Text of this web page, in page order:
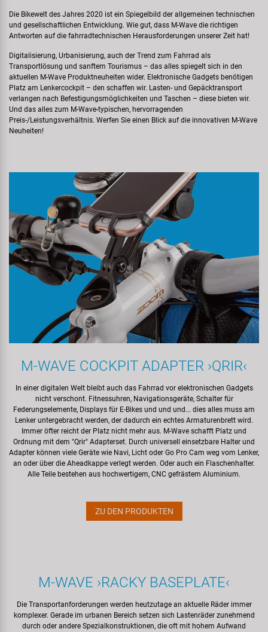
Samox
Smart
SRAM/RockShox
Super B
Trail-Gator
Markenübersicht
Die Bikewelt des Jahres 2020 ist ein Spiegelbild der allgemeinen technischen
und gesellschaftlichen Entwicklung. Wie gut, dass M‍-‍Wave die richtigen
Antworten auf die fahrradtechnischen Herausforderungen unserer Zeit hat!
Digitalisierung, Urbanisierung, auch der Trend zum Fahrrad als
Transportlösung und sanftem Tourismus – das alles spiegelt sich in den
aktuellen M‍-‍Wave Produktneuheiten wider. Elektronische Gadgets benötigen
Platz am Lenkercockpit – den schaffen wir. Lasten- und Gepäcktransport
verlangen nach Befestigungsmöglichkeiten und Taschen – diese bieten wir.
Und das alles zum M‍-‍Wave-typischen, hervorragenden
Preis-/Leistungsverhältnis. Werfen Sie einen Blick auf die innovativen M‍-‍Wave
Neuheiten!
M‍-‍WAVE COCKPIT ADAPTER ›QRIR‹
In einer digitalen Welt bleibt auch das Fahrrad vor elektronischen Gadgets
nicht verschont. Fitnessuhren, Navigationsgeräte, Schalter für
Federungselemente, Displays für E-Bikes und und und... dies alles muss am
Lenker untergebracht werden, der dadurch ein echtes Armaturenbrett wird.
Immer öfter reicht der Platz nicht mehr aus. M‍-‍Wave schafft Platz und
Ordnung mit dem "Qrir" Adapterset. Durch universell einsetzbare Halter und
Adapter können viele Geräte wie Navi, Licht oder Go Pro Cam weg vom Lenker,
an oder über die Aheadkappe verlegt werden. Oder auch ein Flaschenhalter.
Alle Teile bestehen aus hochwertigem, CNC gefrästem Aluminium.
ZU DEN PRODUKTEN
M‍-‍WAVE ›RACKY BASEPLATE‹
Die Transportanforderungen werden heutzutage an aktuelle Räder immer
komplexer. Gerade im urbanen Bereich setzen sich Lastenräder zunehmend
durch oder andere Spezialkonstruktionen, die oft mit hohem Aufwand